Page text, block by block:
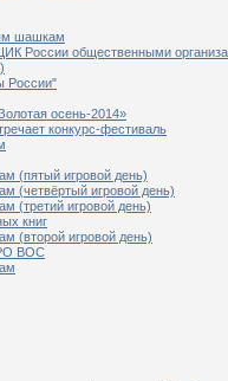
шашкам
России общественными
России"
осень-2014»
конкурс-фестиваль
(пятый игровой день)
(четвёртый игровой день)
(третий игровой день)
книг
(второй игровой день)
РО ВОС